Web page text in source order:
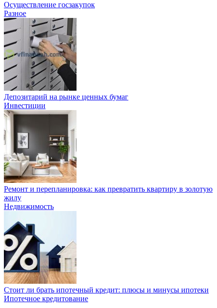
Осуществление госзакупок
Разное
Депозитарий на рынке ценных бумаг
Инвестиции
Ремонт и перепланировка: как превратить квартиру в золотую
жилу
Недвижимость
Стоит ли брать ипотечный кредит: плюсы и минусы ипотеки
Ипотечное кредитование